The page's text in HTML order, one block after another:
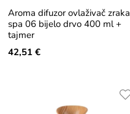
Aroma difuzor ovlaživač zraka
spa 06 bijelo drvo 400 ml +
tajmer
42,51 €